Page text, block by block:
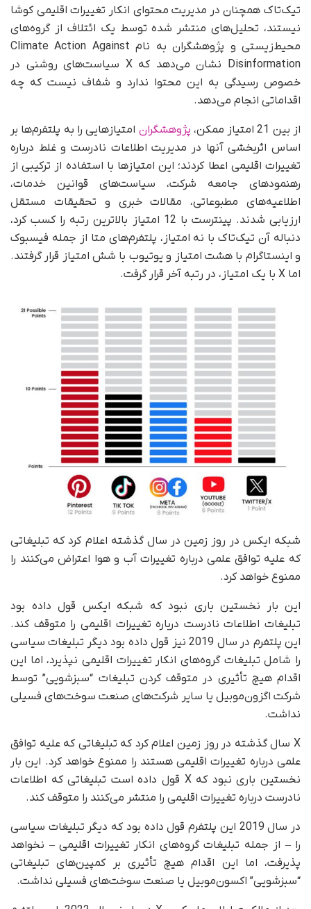
تیک‌تاک همچنان در مدیریت محتوای انکار تغییرات اقلیمی کوشا
نیستند، تحلیل‌های منتشر شده توسط یک ائتلاف از گروه‌های
محیط‌زیستی و پژوهشگران به نام Climate Action Against
Disinformation نشان می‌دهد که X سیاست‌های روشنی در
خصوص رسیدگی به این محتوا ندارد و شفاف نیست که چه
اقداماتی انجام می‌دهد.
از بین 21 امتیاز ممکن، پژوهشگران امتیازهایی را به پلتفرم‌ها بر
اساس اثربخشی آنها در مدیریت اطلاعات نادرست و غلط درباره
تغییرات اقلیمی اعطا کردند؛ این امتیازها با استفاده از ترکیبی از
رهنمودهای جامعه شرکت، سیاست‌های قوانین خدمات،
اطلاعیه‌های مطبوعاتی، مقالات خبری و تحقیقات مستقل
ارزیابی شدند. پینترست با 12 امتیاز بالاترین رتبه را کسب کرد،
دنباله آن تیک‌تاک با نه امتیاز، پلتفرم‌های متا از جمله فیسبوک
و اینستاگرام با هشت امتیاز و یوتیوب با شش امتیاز قرار گرفتند.
اما X با یک امتیاز، در رتبه آخر قرار گرفت.
شبکه ایکس در روز زمین در سال گذشته اعلام کرد که تبلیغاتی
که علیه توافق علمی درباره تغییرات آب و هوا اعتراض می‌کنند را
ممنوع خواهد کرد.
این بار نخستین باری نبود که شبکه ایکس قول داده بود
تبلیغات اطلاعات نادرست درباره تغییرات اقلیمی را متوقف کند.
این پلتفرم در سال 2019 نیز قول داده بود دیگر تبلیغات سیاسی
را شامل تبلیغات گروه‌های انکار تغییرات اقلیمی نپذیرد، اما این
اقدام هیچ تأثیری در متوقف کردن تبلیغات “سبزشویی” توسط
شرکت اگزون‌موبیل یا سایر شرکت‌های صنعت سوخت‌های فسیلی
نداشت.
X سال گذشته در روز زمین اعلام کرد که تبلیغاتی که علیه توافق
علمی درباره تغییرات اقلیمی هستند را ممنوع خواهد کرد. این بار
نخستین باری نبود که X قول داده است تبلیغاتی که اطلاعات
نادرست درباره تغییرات اقلیمی را منتشر می‌کنند را متوقف کند.
در سال 2019 این پلتفرم قول داده بود که دیگر تبلیغات سیاسی
را – از جمله تبلیغات گروه‌های انکار تغییرات اقلیمی – نخواهد
پذیرفت، اما این اقدام هیچ تأثیری بر کمپین‌های تبلیغاتی
“سبزشویی” اکسون‌موبیل یا صنعت سوخت‌های فسیلی نداشت.